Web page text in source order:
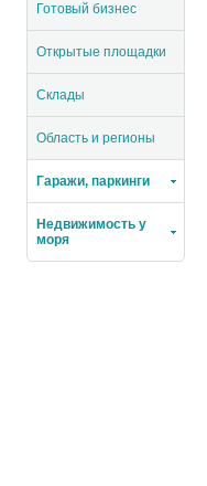
Готовый бизнес
Открытые площадки
Склады
Область и регионы
Гаражи, паркинги
Недвижимость у
моря